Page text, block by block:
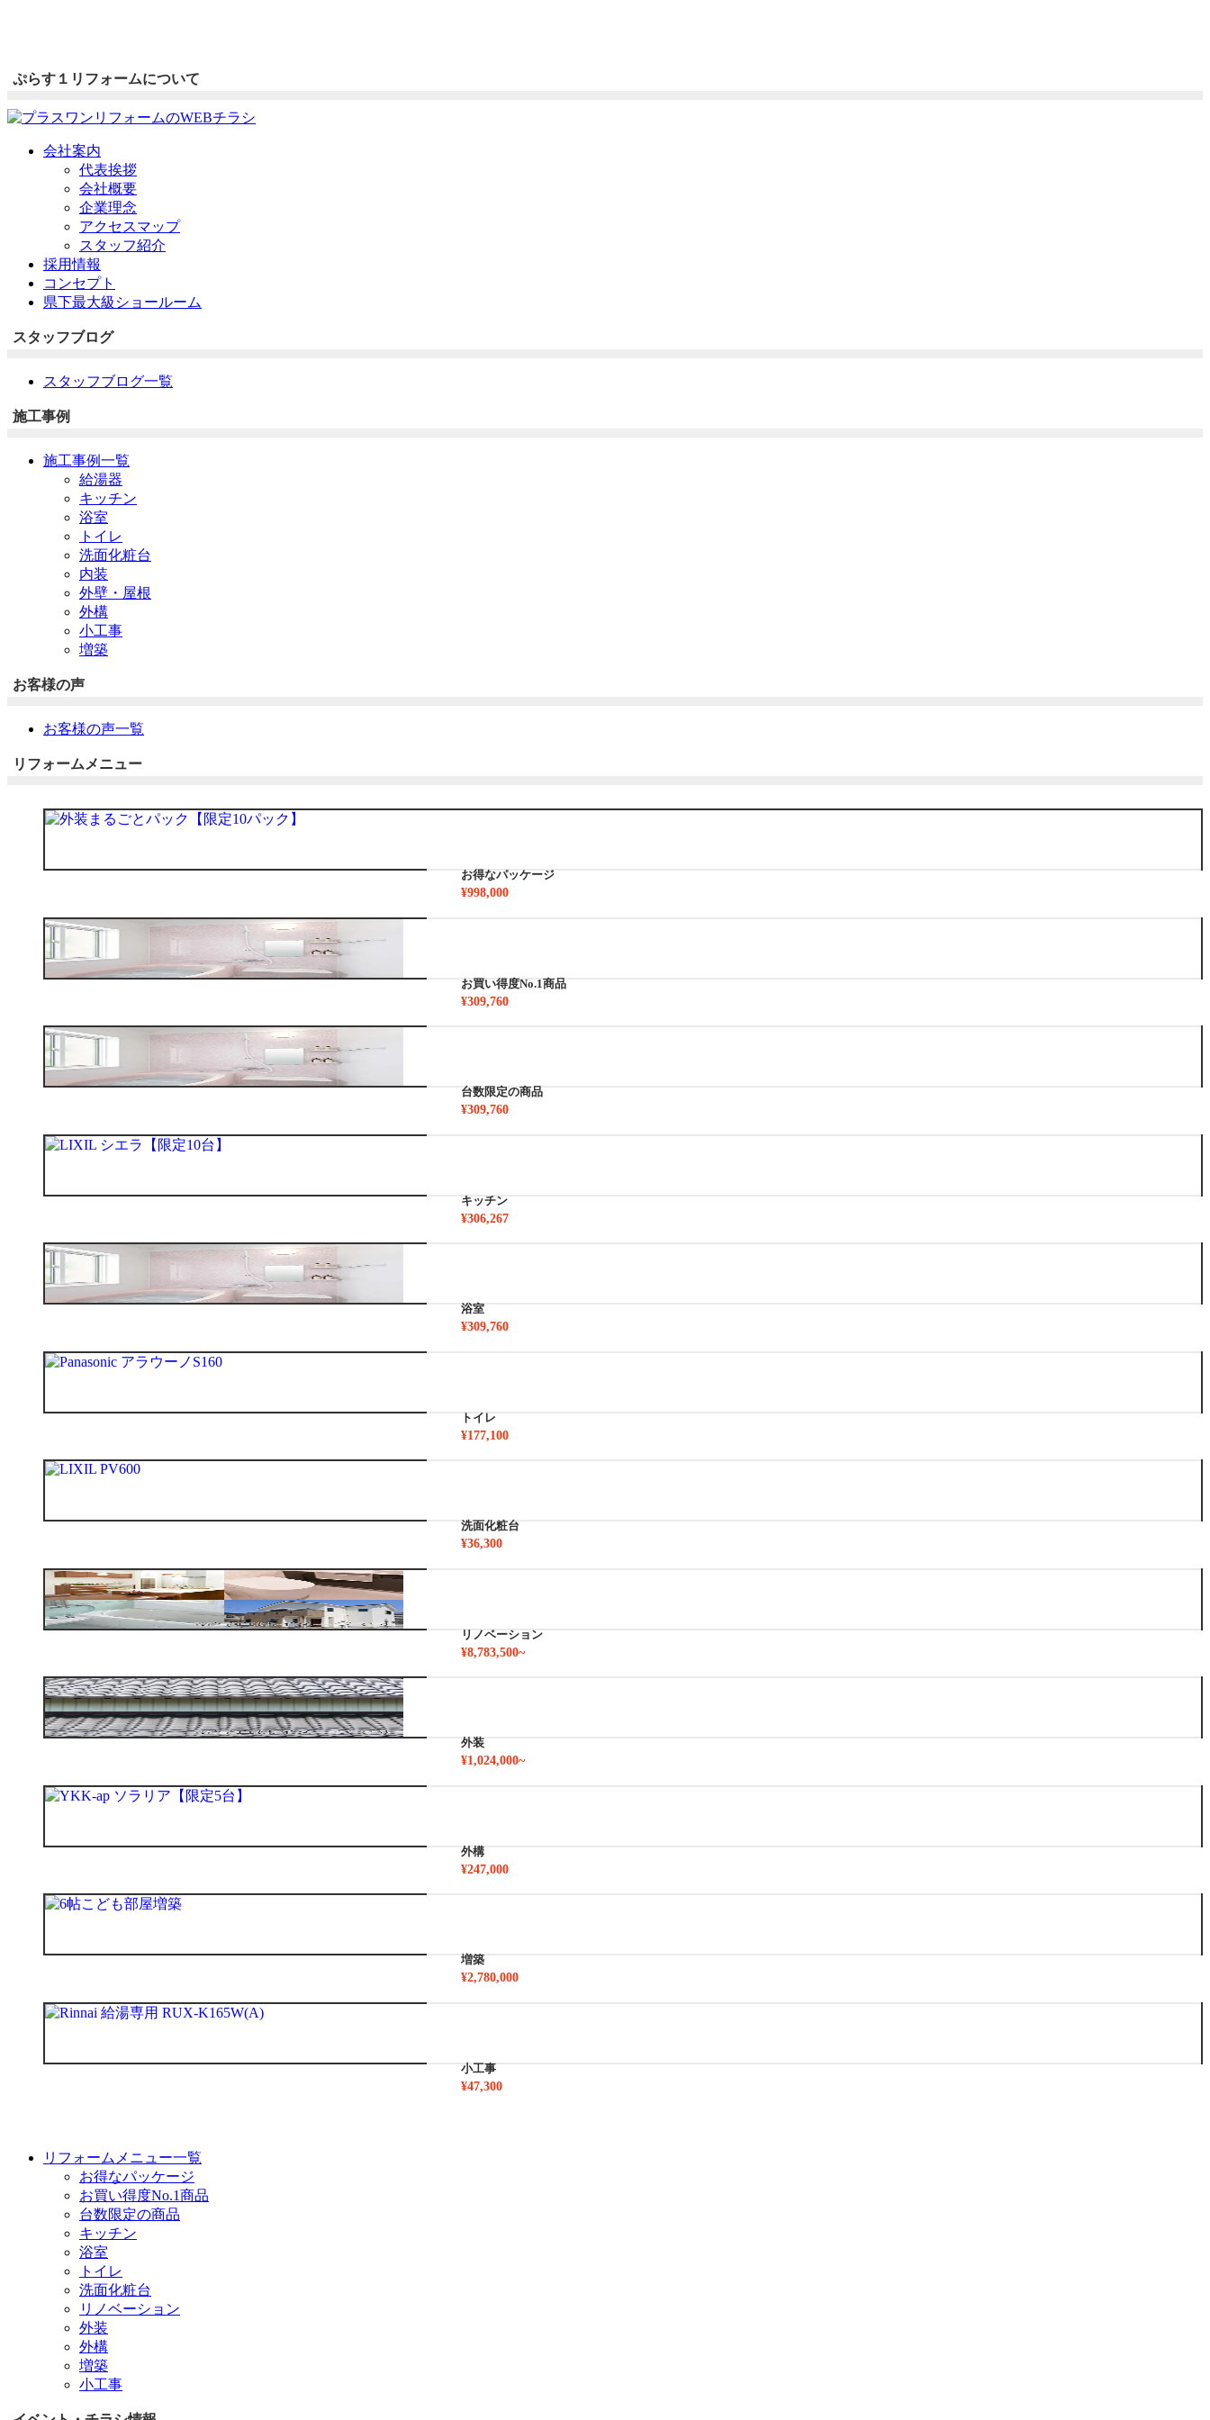
ぷらす１リフォームについて
会社案内
代表挨拶
会社概要
企業理念
アクセスマップ
スタッフ紹介
採用情報
コンセプト
県下最大級ショールーム
スタッフブログ
スタッフブログ一覧
施工事例
施工事例一覧
給湯器
キッチン
浴室
トイレ
洗面化粧台
内装
外壁・屋根
外構
小工事
増築
お客様の声
お客様の声一覧
リフォームメニュー
お得なパッケージ
¥998,000
お買い得度No.1商品
¥309,760
台数限定の商品
¥309,760
キッチン
¥306,267
浴室
¥309,760
トイレ
¥177,100
洗面化粧台
¥36,300
リノベーション
¥8,783,500~
外装
¥1,024,000~
外構
¥247,000
増築
¥2,780,000
小工事
¥47,300
リフォームメニュー一覧
お得なパッケージ
お買い得度No.1商品
台数限定の商品
キッチン
浴室
トイレ
洗面化粧台
リノベーション
外装
外構
増築
小工事